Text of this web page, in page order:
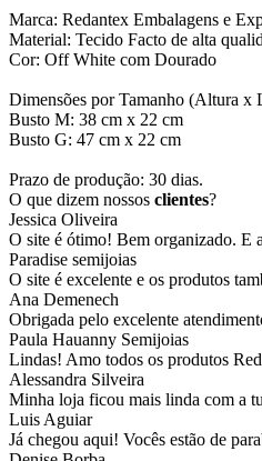
Marca: Redantex Embalagens e
Material: Tecido Facto de alta
Cor: Off White com Dourado
Dimensões por Tamanho (Altura x
Busto M: 38 cm x 22 cm
Busto G: 47 cm x 22 cm
Prazo de produção: 30 dias.
O que dizem nossos clientes?
Jessica Oliveira
O site é ótimo! Bem organizado. E
Paradise semijoias
O site é excelente e os produtos
Ana Demenech
Obrigada pelo excelente
Paula Hauanny Semijoias
Lindas! Amo todos os produtos
Alessandra Silveira
Minha loja ficou mais linda com a
Luis Aguiar
Já chegou aqui! Vocês estão de